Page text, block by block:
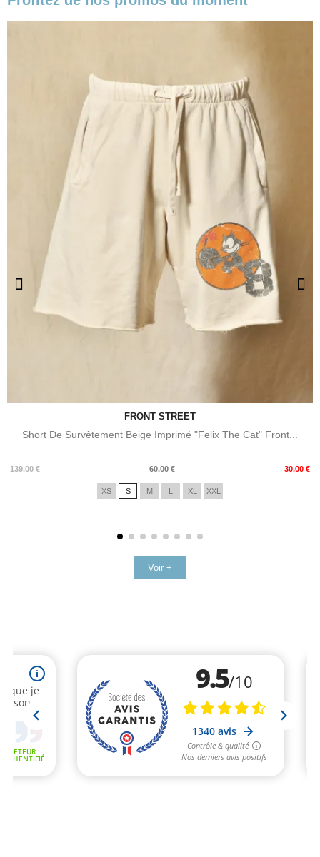
FRONT STREET
Short De Survêtement Beige Imprimé "Felix The Cat" Front...
139,00 €
Prix
60,00 € 30,00 €
Prix
XS S M L XL XXL
Voir +